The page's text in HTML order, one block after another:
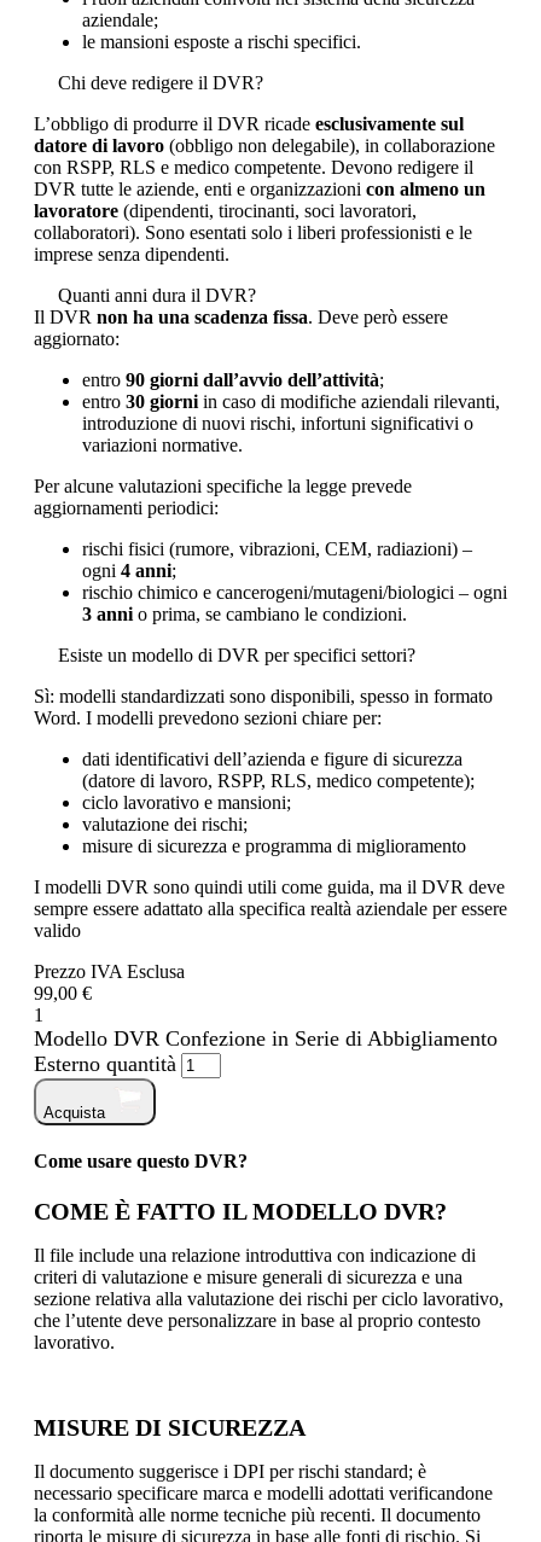
aziendale;
le mansioni esposte a rischi specifici.
Chi deve redigere il DVR?
L’obbligo di produrre il DVR ricade esclusivamente sul
datore di lavoro (obbligo non delegabile), in collaborazione
con RSPP, RLS e medico competente. Devono redigere il
DVR tutte le aziende, enti e organizzazioni con almeno un
lavoratore (dipendenti, tirocinanti, soci lavoratori,
collaboratori). Sono esentati solo i liberi professionisti e le
imprese senza dipendenti.
Quanti anni dura il DVR?
Il DVR non ha una scadenza fissa. Deve però essere
aggiornato:
entro 90 giorni dall’avvio dell’attività;
entro 30 giorni in caso di modifiche aziendali rilevanti,
introduzione di nuovi rischi, infortuni significativi o
variazioni normative.
Per alcune valutazioni specifiche la legge prevede
aggiornamenti periodici:
rischi fisici (rumore, vibrazioni, CEM, radiazioni) –
ogni 4 anni;
rischio chimico e cancerogeni/mutageni/biologici – ogni
3 anni o prima, se cambiano le condizioni.
Esiste un modello di DVR per specifici settori?
Sì: modelli standardizzati sono disponibili, spesso in formato
Word. I modelli prevedono sezioni chiare per:
dati identificativi dell’azienda e figure di sicurezza
(datore di lavoro, RSPP, RLS, medico competente);
ciclo lavorativo e mansioni;
valutazione dei rischi;
misure di sicurezza e programma di miglioramento
I modelli DVR sono quindi utili come guida, ma il DVR deve
sempre essere adattato alla specifica realtà aziendale per essere
valido
Prezzo IVA Esclusa
99,00 €
1
Modello DVR Confezione in Serie di Abbigliamento
Esterno quantità
Acquista
Come usare questo DVR?
COME È FATTO IL MODELLO DVR?
Il file include una relazione introduttiva con indicazione di
criteri di valutazione e misure generali di sicurezza e una
sezione relativa alla valutazione dei rischi per ciclo lavorativo,
che l’utente deve personalizzare in base al proprio contesto
lavorativo.
MISURE DI SICUREZZA
Il documento suggerisce i DPI per rischi standard; è
necessario specificare marca e modelli adottati verificandone
la conformità alle norme tecniche più recenti. Il documento
riporta le misure di sicurezza in base alle fonti di rischio. Si